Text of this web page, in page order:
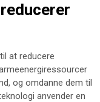
at reducere
og omdanne dem til
anvender en